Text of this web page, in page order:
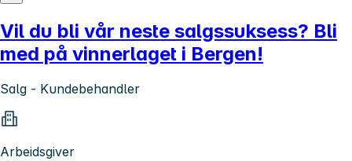
Vil du bli vår neste salgssuksess? Bli
med på vinnerlaget i Bergen!
Salg - Kundebehandler
Arbeidsgiver